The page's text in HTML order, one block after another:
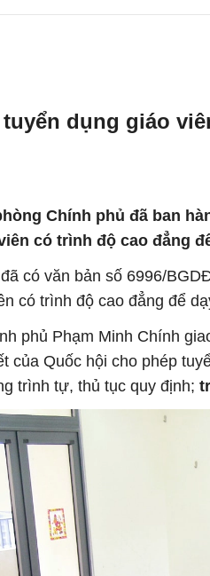
dụng giáo
Chính phủ đã ban
có trình độ cao đẳng
có văn bản số 6996/
có trình độ cao đẳng để
phủ Phạm Minh Chính
của Quốc hội cho phép
trình tự, thủ tục quy định;